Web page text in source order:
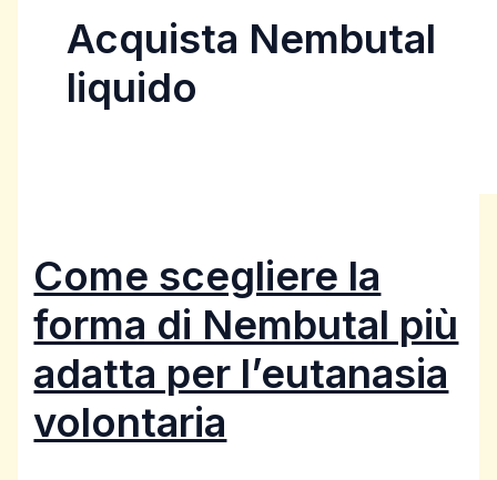
Acquista Nembutal
liquido
Come scegliere la
forma di Nembutal più
adatta per l’eutanasia
volontaria